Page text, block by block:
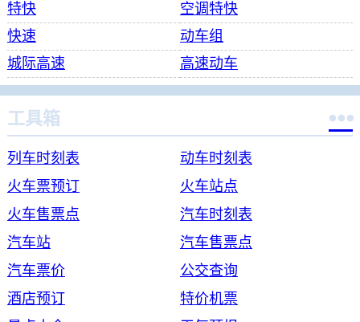
特快
空调特快
快速
动车组
城际高速
高速动车
工具箱 
列车时刻表
动车时刻表
火车票预订
火车站点
火车售票点
汽车时刻表
汽车站
汽车售票点
汽车票价
公交查询
酒店预订
特价机票